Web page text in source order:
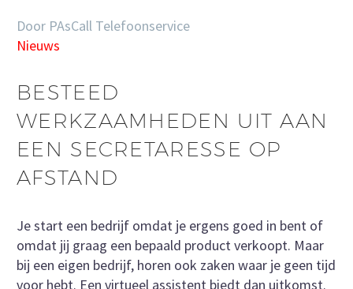
Door PAsCall Telefoonservice
Nieuws
BESTEED
WERKZAAMHEDEN UIT AAN
EEN SECRETARESSE OP
AFSTAND
Je start een bedrijf omdat je ergens goed in bent of
omdat jij graag een bepaald product verkoopt. Maar
bij een eigen bedrijf, horen ook zaken waar je geen tijd
voor hebt. Een virtueel assistent biedt dan uitkomst.